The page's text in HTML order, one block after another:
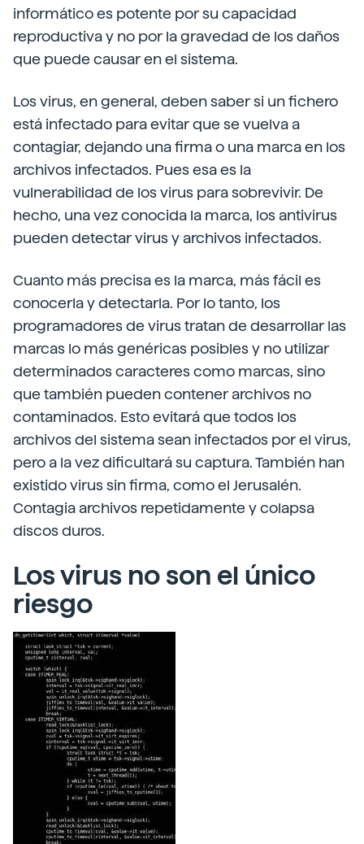
informático es potente por su capacidad
reproductiva y no por la gravedad de los daños
que puede causar en el sistema.
Los virus, en general, deben saber si un fichero
está infectado para evitar que se vuelva a
contagiar, dejando una firma o una marca en los
archivos infectados. Pues esa es la
vulnerabilidad de los virus para sobrevivir. De
hecho, una vez conocida la marca, los antivirus
pueden detectar virus y archivos infectados.
Cuanto más precisa es la marca, más fácil es
conocerla y detectarla. Por lo tanto, los
programadores de virus tratan de desarrollar las
marcas lo más genéricas posibles y no utilizar
determinados caracteres como marcas, sino
que también pueden contener archivos no
contaminados. Esto evitará que todos los
archivos del sistema sean infectados por el virus,
pero a la vez dificultará su captura. También han
existido virus sin firma, como el Jerusalén.
Contagia archivos repetidamente y colapsa
discos duros.
Los virus no son el único
riesgo